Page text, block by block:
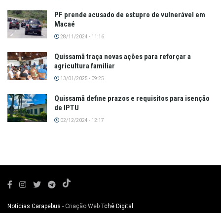
PF prende acusado de estupro de vulnerável em
Macaé
28/11/2024 - 11:16
Quissamã traça novas ações para reforçar a
agricultura familiar
13/01/2025 - 09:25
Quissamã define prazos e requisitos para isenção
de IPTU
02/12/2024 - 12:17
Notícias Carapebus - Criação Web Tchê Digital